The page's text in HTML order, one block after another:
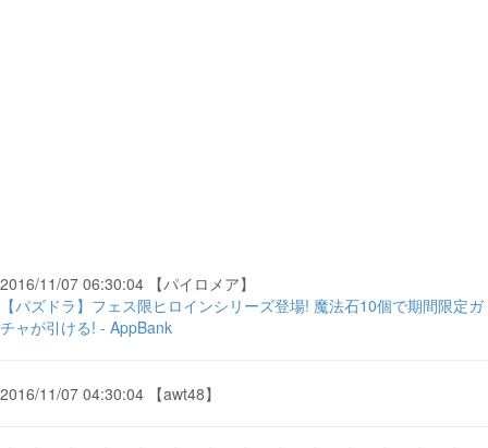
2016/11/07 06:30:04 【パイロメア】
【パズドラ】フェス限ヒロインシリーズ登場! 魔法石10個で期間限定ガ
チャが引ける! - AppBank
2016/11/07 04:30:04 【awt48】